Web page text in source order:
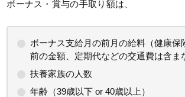
ボーナス・賞与の手取り額は、
ボーナス支給月の前月の給料（健康保
前の金額、定期代などの交通費は含ま
扶養家族の人数
年齢（39歳以下 or 40歳以上）